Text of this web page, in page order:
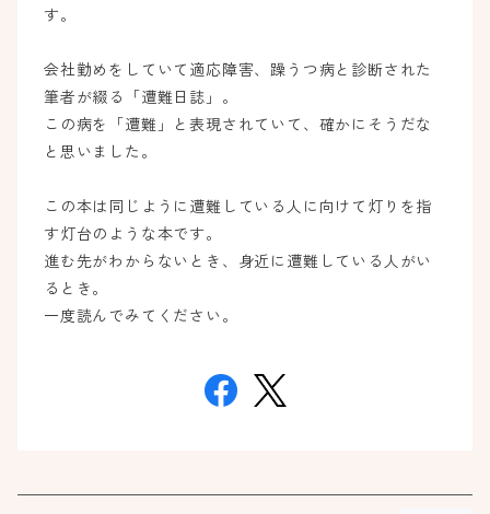
す。
会社勤めをしていて適応障害、躁うつ病と診断された
筆者が綴る「遭難日誌」。
この病を「遭難」と表現されていて、確かにそうだな
と思いました。
この本は同じように遭難している人に向けて灯りを指
す灯台のような本です。
進む先がわからないとき、身近に遭難している人がい
るとき。
一度読んでみてください。